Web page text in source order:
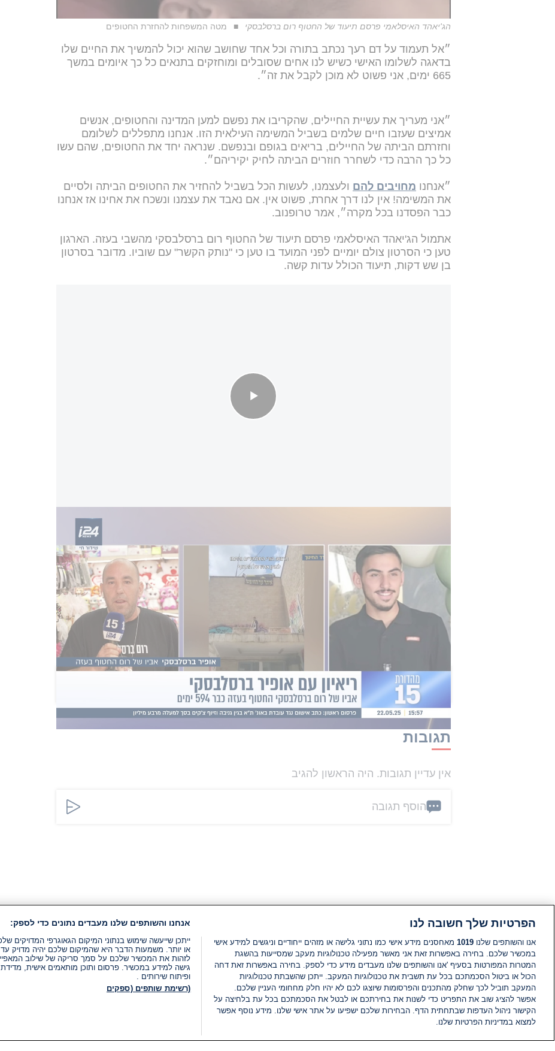
הג'יאהד האיסלאמי פרסם תיעוד של החטוף רום ברסלבסקי מטה המשפחות להחזרת החטופים
״אל תעמוד על דם רעך נכתב בתורה וכל אחד שחושב שהוא יכול להמשיך את החיים שלו
בדאגה לשלומו האישי כשיש לנו אחים שסובלים ומוחזקים בתנאים כל כך איומים במשך
665 ימים, אני פשוט לא מוכן לקבל את זה״.
״אני מעריך את עשיית החיילים, שהקריבו את נפשם למען המדינה והחטופים, אנשים
אמיצים שעזבו חיים שלמים בשביל המשימה העילאית הזו. אנחנו מתפללים לשלומם
וחזרתם הביתה של החיילים, בריאים בגופם ובנפשם. שנראה יחד את החטופים, שהם עשו
כל כך הרבה כדי לשחרר חוזרים הביתה לחיק יקיריהם״.
״אנחנו מחויבים להם ולעצמנו, לעשות הכל בשביל להחזיר את החטופים הביתה ולסיים
את המשימה! אין לנו דרך אחרת, פשוט אין. אם נאבד את עצמנו ונשכח את אחינו אז אנחנו
כבר הפסדנו בכל מקרה״, אמר טרופנוב.
אתמול הג'יאהד האיסלאמי פרסם תיעוד של החטוף רום ברסלבסקי מהשבי בעזה. הארגון
טען כי הסרטון צולם יומיים לפני המועד בו טען כי "נותק הקשר" עם שוביו. מדובר בסרטון
בן שש דקות, תיעוד הכולל עדות קשה.
בחודש מרץ האחרון סשה טרופנוב פרסם סרטון בו פנה אל רום וסיפר כי שהה לצידו
לתקופה קצרה. בסרטון שפרסם שורד השבי כתב כי "אני לא מצליח להתנתק מהחטופים
שעדיין נמצאים בעזה, האנשים שנשארו מאחור. אני חושב רבות על חברים שלי, במיוחד
על בחור אחד שיצא לי לפגוש לתקופה קצרה בשבי, שמו רום ברסלבסקי", בהמשך פנה
אליו ואמר: "אני מקווה שהקול שלי יהיה לך לאור ותקווה למקום החשוך והאפל שאתה
נמצא בו, אני רוצה שתדע שאני והחברים שלך והמפשחה וכל עם ישראל מתפללים
לשלומך ועושים הכל למען שחרורך".
הכתבה הזו קיבלה 0 תגובות
תגובות
אין עדיין תגובות. היה הראשון להגיב
הוסף תגובה
הפרטיות שלך חשובה לנו
אנו והשותפים שלנו 1019 מאחסנים מידע אישי כמו נתוני גלישה או מזהים ייחודיים וניגשים למידע אישי
במכשיר שלכם. בחירה באפשרות זאת אני מאשר מפעילה טכנולוגיות מעקב שמסייעות בהשגת
המטרות המפורטות בסעיף 'אנו והשותפים שלנו מעבדים מידע כדי לספק. בחירה באפשרות זאת דחה
הכול או ביטול הסכמתכם בכל עת תשבית את טכנולוגיות המעקב. ייתכן שהשבתת טכנולוגיות
המעקב תוביל לכך שחלק מהתכנים והפרסומות שיוצגו לכם לא יהיו חלק מחחומי העניין שלכם.
אפשר להציג שוב את התפריט כדי לשנות את בחירתכם או לבטל את הסכמתכם בכל עת בלחיצה על
הקישור ניהול העדפות שבתחתית הדף. הבחירות שלכם ישפיעו על אתר אישי שלנו. מידע נוסף אפשר
למצוא במדיניות הפרטיות שלנו.
אנחנו והשותפים שלנו מעבדים נתונים כדי לספק:
ייתכן שייעשה שימוש בנתוני המיקום הגאוגרפי
או יותר. משמעות הדבר היא שהמיקום שלכם יהיה מדויק
לזהות את המכשיר שלכם על סמך סריקה של שילוב
גישה למידע במכשיר. פרסום ותוכן מותאמים אישית, מדידת
ופיתוח שירותים .
(רשימת שותפים (ספקים